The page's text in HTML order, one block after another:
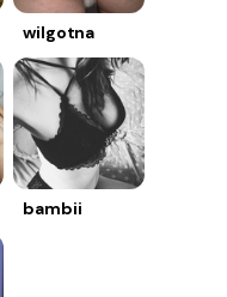
wilgotna
bambii